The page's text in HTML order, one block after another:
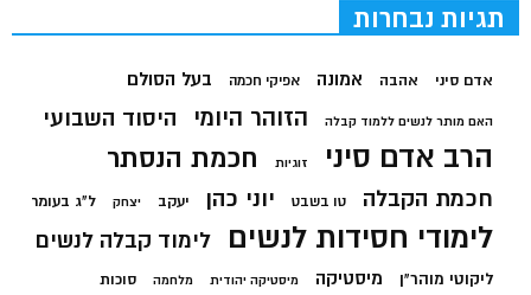
תגיות נבחרות
אדם סיני אהבה אמונה אפיקי חכמה בעל הסולם
האם מותר לנשים ללמוד קבלה הזוהר היומי היסוד השבועי
הרב אדם סיני זוגיות חכמת הנסתר
חכמת הקבלה טו בשבט יוני כהן יעקב יצחק ל"ג בעומר
לימודי חסידות לנשים לימוד קבלה לנשים
ליקוטי מוהר"ן מיסטיקה מיסטיקה יהודית מלחמה סוכות